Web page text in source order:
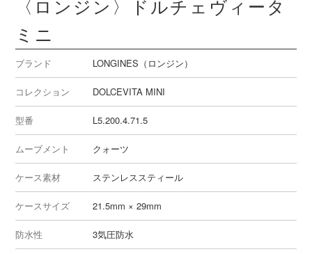
〈ロンジン〉ドルチェヴィータ
ミニ
ブランド LONGINES（ロンジン）
コレクション DOLCEVITA MINI
型番 L5.200.4.71.5
ムーブメント クォーツ
ケース素材 ステンレススティール
ケースサイズ 21.5mm × 29mm
防水性 3気圧防水